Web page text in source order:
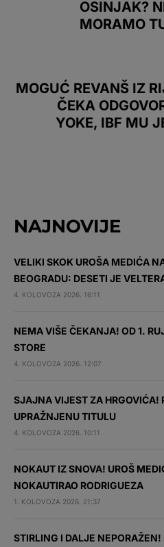
OSINJAK?
MORAMO
MOGUĆ REVANŠ IZ
ČEKA
YOKE, IBF MU
NAJNOVIJE
VELIKI SKOK UROŠA MEDIĆA
BEOGRADU: DESETI JE
4. KOLOVOZA 2026. 16:11
NEMA VIŠE ČEKANJA! OD 1.
STORE
4. KOLOVOZA 2026. 12:07
SJAJNA VIJEST ZA HRGOVIĆA!
UPRAŽNJENU TITULU
4. KOLOVOZA 2026. 10:11
NOKAUT IZ SNOVA! UROŠ
NOKAUTIRAO RODRIGUEZA
1. KOLOVOZA 2026. 21:37
STIRLING I DALJE